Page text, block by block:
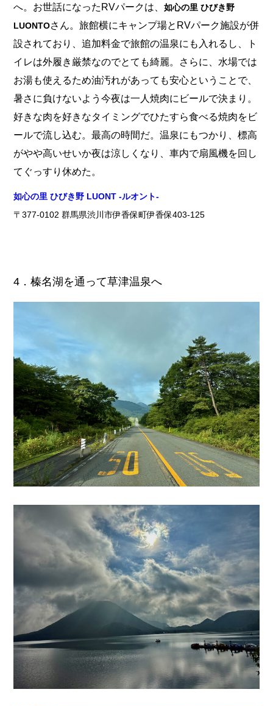
へ。お世話になったRVパークは、如心の里 ひびき野
LUONTOさん。旅館横にキャンプ場とRVパーク施設が併
設されており、追加料金で旅館の温泉にも入れるし、ト
イレは外履き厳禁なのでとても綺麗。さらに、水場では
お湯も使えるため油汚れがあっても安心ということで、
暑さに負けないよう今夜は一人焼肉にビールで決まり。
好きな肉を好きなタイミングでひたすら食べる焼肉をビ
ールで流し込む。最高の時間だ。温泉にもつかり、標高
がやや高いせいか夜は涼しくなり、車内で扇風機を回し
てぐっすり休めた。
如心の里 ひびき野 LUONT -ルオント-
〒377-0102 群馬県渋川市伊香保町伊香保403-125
4．榛名湖を通って草津温泉へ